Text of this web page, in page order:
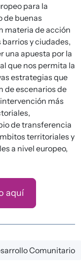
para la
de buenas
materia de acción
y ciudades,
una apuesta por la
que nos permita la
estrategias que
de escenarios de
más
de transferencia
territoriales y
a nivel europeo,
aquí
Comunitario